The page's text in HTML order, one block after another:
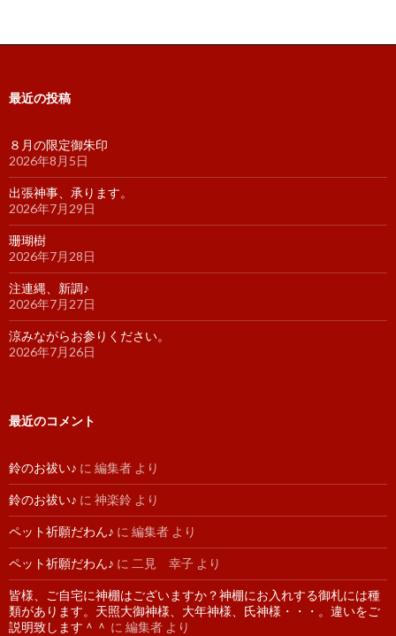
最近の投稿
８月の限定御朱印
2026年8月5日
出張神事、承ります。
2026年7月29日
珊瑚樹
2026年7月28日
注連縄、新調♪
2026年7月27日
涼みながらお参りください。
2026年7月26日
最近のコメント
鈴のお祓い♪ に 編集者 より
鈴のお祓い♪ に 神楽鈴 より
ペット祈願だわん♪ に 編集者 より
ペット祈願だわん♪ に 二見 幸子 より
皆様、ご自宅に神棚はございますか？神棚にお入れする御札には種
類があります。天照大御神様、大年神様、氏神様・・・。違いをご
説明致します＾＾ に 編集者 より